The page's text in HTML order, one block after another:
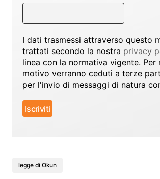
I dati trasmessi attraverso questo
trattati secondo la nostra privacy
linea con la normativa vigente. Per
motivo verranno ceduti a terze
per l'invio di messaggi di natura
legge di Okun